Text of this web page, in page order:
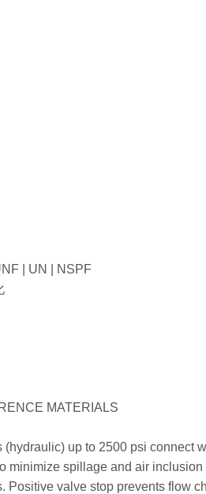
| UN | NSPF
MATERIALS
up to 2500 psi connect
minimize spillage and air
Positive valve stop prevents flow